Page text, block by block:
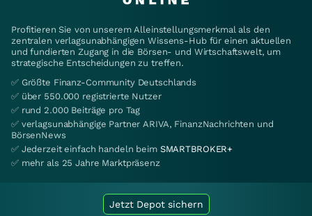
Profitieren Sie von unserem Alleinstellungsmerkmal als den
zentralen verlagsunabhängigen Wissens-Hub für einen aktuellen
und fundierten Zugang in die Börsen- und Wirtschaftswelt, um
strategische Entscheidungen zu treffen.
✅ Größte Finanz-Community Deutschlands
✅ über 550.000 registrierte Nutzer
✅ rund 2.000 Beiträge pro Tag
✅ verlagsunabhängige Partner ARIVA, FinanzNachrichten und
BörsenNews
✅ Jederzeit einfach handeln beim SMARTBROKER+
✅ mehr als 25 Jahre Marktpräsenz
Jetzt Depot sichern